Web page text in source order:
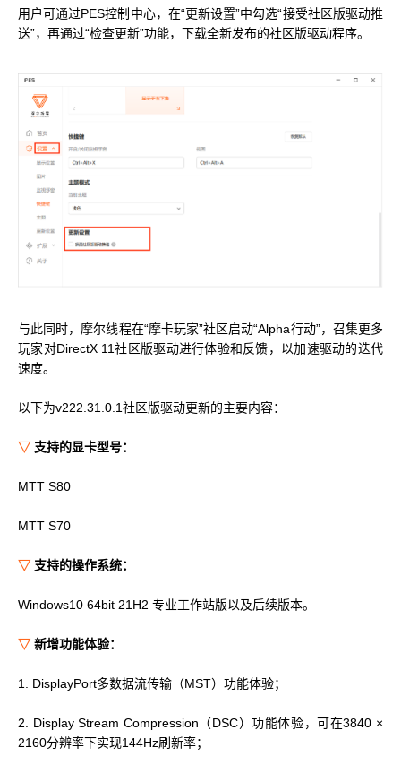
MTT S50
MTT S30 / S10
MTVerse XR
用户可通过PES控制中心，在“更新设置”中勾选“接受社区版驱动推
送”，再通过“检查更新”功能，下载全新发布的社区版驱动程序。
与此同时，摩尔线程在“摩卡玩家”社区启动“Alpha行动”，召集更多
玩家对DirectX 11社区版驱动进行体验和反馈，以加速驱动的迭代
速度。
以下为v222.31.0.1社区版驱动更新的主要内容：
▽ 支持的显卡型号：
MTT S80
MTT S70
▽ 支持的操作系统：
Windows10 64bit 21H2 专业工作站版以及后续版本。
▽ 新增功能体验：
1. DisplayPort多数据流传输（MST）功能体验；
2. Display Stream Compression（DSC）功能体验，可在3840 ×
2160分辨率下实现144Hz刷新率；